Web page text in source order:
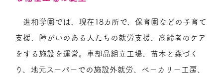
進和学園では、現在18カ所で、保育園などの子育て
支援、障がいのある人たちの就労支援、高齢者のケア
をする施設を運営。車部品組立工場、苗木と森づく
り、地元スーパーでの施設外就労、ベーカリー工房、